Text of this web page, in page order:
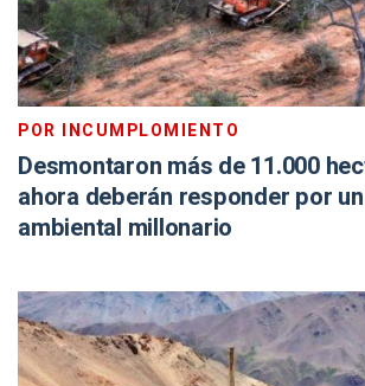
POR INCUMPLOMIENTO
Desmontaron más de 11.000
ahora deberán responder por
ambiental millonario